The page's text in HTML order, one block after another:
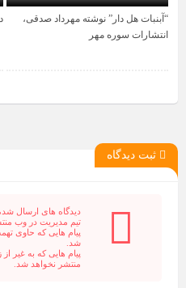
“آبنبات هل دار” نوشته مهرداد صدقی،
انتشارات سوره مهر
ثبت دیدگاه
دیدگاه های ارسال
تیم مدیریت در وب
پیام هایی که حاوی
شد.
پیام هایی که به غیر
منتشر نخواهد شد.